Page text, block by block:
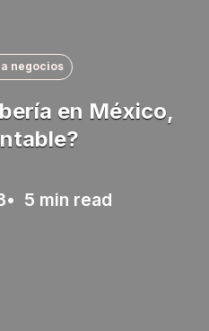
negocios
en México,
• 5 min read